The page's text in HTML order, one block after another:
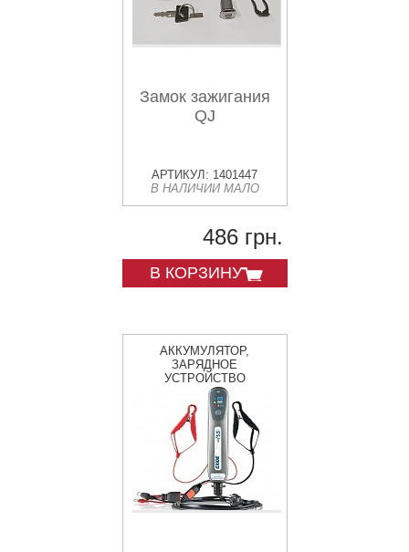
Замок зажигания
QJ
АРТИКУЛ: 1401447
В НАЛИЧИИ МАЛО
486 грн.
В КОРЗИНУ
АККУМУЛЯТОР,
ЗАРЯДНОЕ
УСТРОЙСТВО